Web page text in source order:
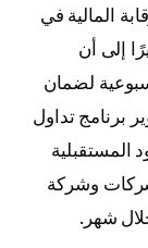
المالية في
إلى أن
لضمان
برنامج تداول
المستقبلية
وشركة
شهر.